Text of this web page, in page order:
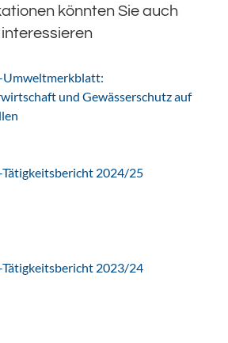
könnten Sie auch
interessieren
Umweltmerkblatt:
und Gewässerschutz auf
2024/25
2023/24